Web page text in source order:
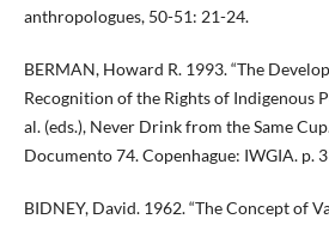
anthropologues, 50-51: 21-24.
BERMAN, Howard R. 1993. “The
Recognition of the Rights of Indigenous
al. (eds.), Never Drink from the Same
Documento 74. Copenhague: IWGIA. p.
BIDNEY, David. 1962. “The Concept of